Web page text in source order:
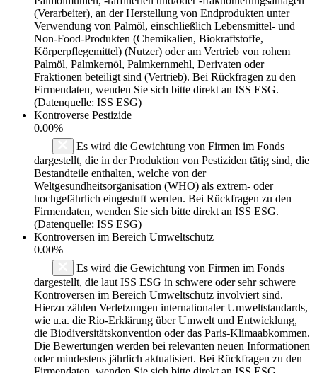
(Verarbeiter), an der Herstellung von Endprodukten unter
Verwendung von Palmöl, einschließlich Lebensmittel- und
Non-Food-Produkten (Chemikalien, Biokraftstoffe,
Körperpflegemittel) (Nutzer) oder am Vertrieb von rohem
Palmöl, Palmkernöl, Palmkernmehl, Derivaten oder
Fraktionen beteiligt sind (Vertrieb). Bei Rückfragen zu den
Firmendaten, wenden Sie sich bitte direkt an ISS ESG.
(Datenquelle: ISS ESG)
Kontroverse Pestizide
0.00%
Es wird die Gewichtung von Firmen im Fonds
dargestellt, die in der Produktion von Pestiziden tätig sind, die
Bestandteile enthalten, welche von der
Weltgesundheitsorganisation (WHO) als extrem- oder
hochgefährlich eingestuft werden. Bei Rückfragen zu den
Firmendaten, wenden Sie sich bitte direkt an ISS ESG.
(Datenquelle: ISS ESG)
Kontroversen im Bereich Umweltschutz
0.00%
Es wird die Gewichtung von Firmen im Fonds
dargestellt, die laut ISS ESG in schwere oder sehr schwere
Kontroversen im Bereich Umweltschutz involviert sind.
Hierzu zählen Verletzungen internationaler Umweltstandards,
wie u.a. die Rio-Erklärung über Umwelt und Entwicklung,
die Biodiversitätskonvention oder das Paris-Klimaabkommen.
Die Bewertungen werden bei relevanten neuen Informationen
oder mindestens jährlich aktualisiert. Bei Rückfragen zu den